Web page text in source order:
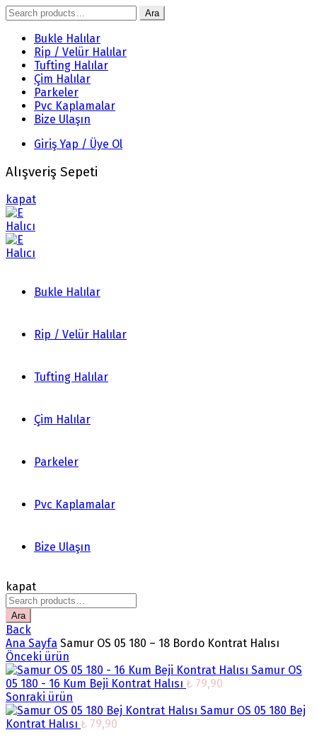
Search
for:
Ara
Bukle Halılar
Rip / Velür Halılar
Tufting Halılar
Çim Halılar
Parkeler
Pvc Kaplamalar
Bize Ulaşın
Giriş Yap / Üye Ol
Alışveriş Sepeti
kapat
Bukle Halılar
Rip / Velür Halılar
Tufting Halılar
Çim Halılar
Parkeler
Pvc Kaplamalar
Bize Ulaşın
kapat
Search
for:
Ara
Back
Ana Sayfa Samur OS 05 180 – 18 Bordo Kontrat Halısı
Önceki ürün
Samur OS
05 180 - 16 Kum Beji Kontrat Halısı ₺ 79,90
Sonraki ürün
Samur OS 05 180 Bej
Kontrat Halısı ₺ 79,90